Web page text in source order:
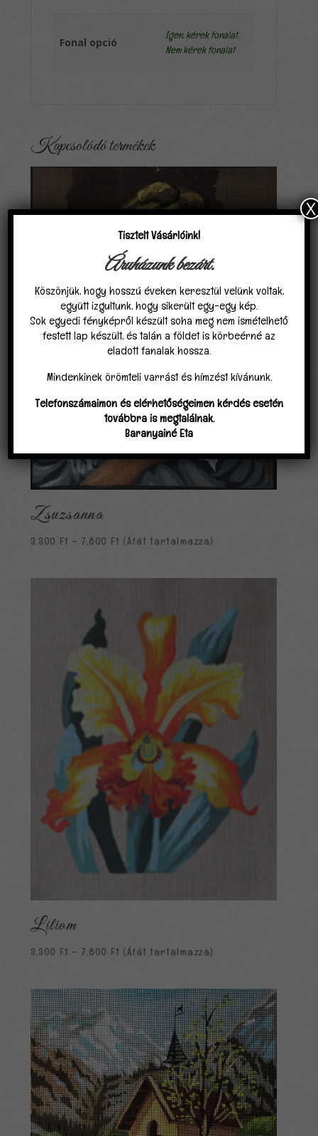
Fonal opció
Igen, kérek fonalat,
Nem kérek fonalat
Kapcsolódó termékek
Zsuzsanna
3,300 Ft – 7,800 Ft Ártartomány:
(Áfát tartalmazza)
Liliom
3,300 Ft – 7,800 Ft Ártartomány:
7,800 Ft
(Áfát tartalmazza)
Tisztelt Vásárlóink!
Áruházunk bezárt.
Köszönjük, hogy hosszú éveken keresztül velünk voltak,
együtt izgultunk, hogy sikerült egy-egy kép.
Sok egyedi fényképről készült soha meg nem ismételhető
festett lap készült, és talán a földet is körbeérné az
eladott fanalak hossza.
Mindenkinek örömteli varrást és hímzést kívánunk.
Telefonszámaimon és elérhetőségeimen kérdés esetén
továbbra is megtalálnak.
Baranyainé Eta
X